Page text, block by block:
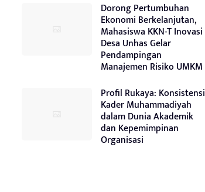
Dorong Pertumbuhan
Ekonomi Berkelanjutan,
Mahasiswa KKN-T Inovasi
Desa Unhas Gelar
Pendampingan
Manajemen Risiko UMKM
Profil Rukaya: Konsistensi
Kader Muhammadiyah
dalam Dunia Akademik
dan Kepemimpinan
Organisasi